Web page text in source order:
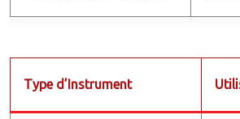
Type d’Instrument